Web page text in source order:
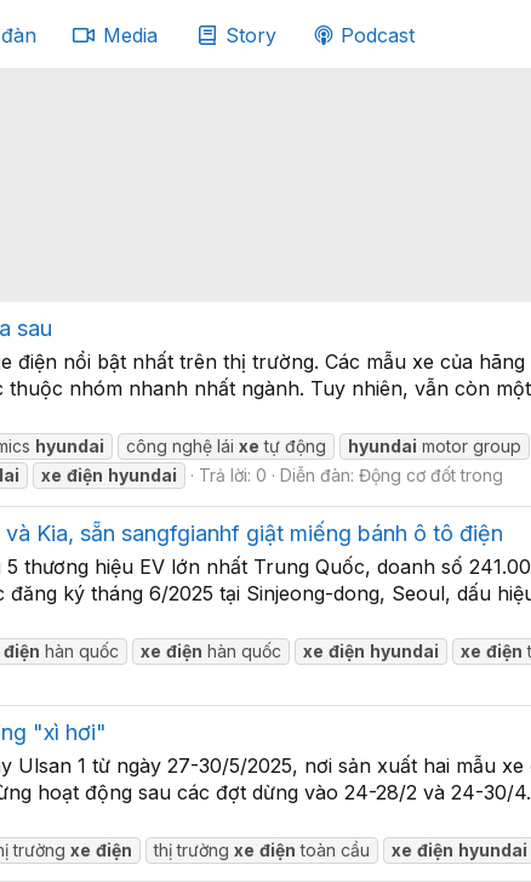
Media Story Podcast
sau
nổi bật nhất trên thị trường. Các mẫu xe của
nhóm nhanh nhất ngành. Tuy nhiên, vẫn còn
hyundai công nghệ láixe tự động hyundai motor group
xe điện hyundai Trả lời: 0 Diễn đàn: Động cơ đốt trong
Kia, sẵn sangfgianhf giật miếng bánh ô tô điện
thương hiệu EV lớn nhất Trung Quốc, doanh số
ký tháng 6/2025 tại Sinjeong-dong, Seoul, dấu
điện hàn quốc xe điện hàn quốc xe điện hyundai xe điện
"xì hơi"
1 từ ngày 27-30/5/2025, nơi sản xuất hai mẫu
hoạt động sau các đợt dừng vào 24-28/2 và 24-30/
trườngxe điện thị trườngxe điện toàn cầu xe điện hyundai